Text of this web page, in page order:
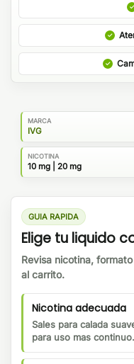
MARCA
IVG
NICOTINA
10 mg | 20 mg
GUIA RAPIDA
Elige tu liquido
Revisa nicotina,
al carrito.
Nicotina adecuada
Sales para calada
para uso mas continuo.